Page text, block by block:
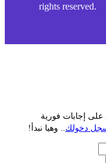
rights
فورية
.. وهيا نبدأ!